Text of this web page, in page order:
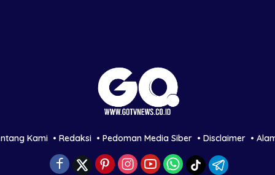
Kami Redaksi Pedoman Media Siber Disclaimer